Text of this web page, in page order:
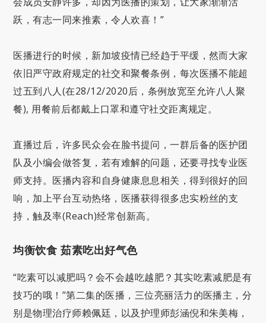
跃，有志一同来推素，令人欢喜！”
医播进行的时候，新加坡疫情已经趋于平缓，然而大家
依旧严守政府规定的社交和聚餐条例，每次医播不能超
过五到八人(在28/12/2020后，条例放宽至允许八人聚
餐), 用餐前后都戴上口罩和遵守社交距离规定。
直播过后，许多民众会在脸书提问，一群后备的医护团
队及小编会做答复，若有难解的问题，还要寻找专业医
师支持。医播内容和自身健康息息相关，得到很好的回
响，加上平台互动热络，医播获得很多忠实粉丝的支
持，触及率(Reach)经常创新高。
均衡饮食 茹素吃出好气色
“吃素可以减肥吗？会不会越吃越肥？其实吃素减肥是有
技巧的哦！”第二集的医播，三位亮丽活力的医播主，分
别是物理治疗师赖佩廷，以及护理师彭涵倪和朱美梅，